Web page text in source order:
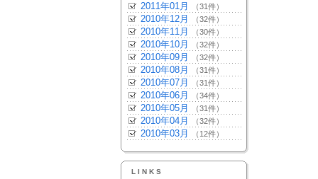
2011年01月 （31件）
2010年12月 （32件）
2010年11月 （30件）
2010年10月 （32件）
2010年09月 （32件）
2010年08月 （31件）
2010年07月 （31件）
2010年06月 （34件）
2010年05月 （31件）
2010年04月 （32件）
2010年03月 （12件）
LINKS